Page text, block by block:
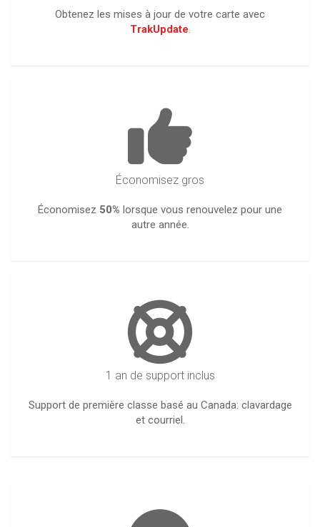
Obtenez les mises à jour de votre carte avec
TrakUpdate.
Économisez gros
Économisez 50% lorsque vous renouvelez pour une
autre année.
1 an de support inclus
Support de première classe basé au Canada: clavardage
et courriel.